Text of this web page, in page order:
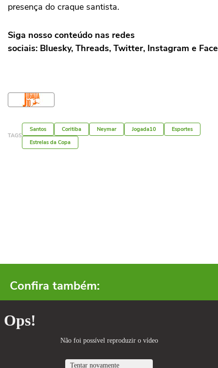
presença do craque santista.
Siga nosso conteúdo nas redes
sociais: Bluesky, Threads, Twitter, Instagram e
TAGS
Santos Coritiba Neymar Jogada10
Esportes
Estrelas da Copa
Confira também: